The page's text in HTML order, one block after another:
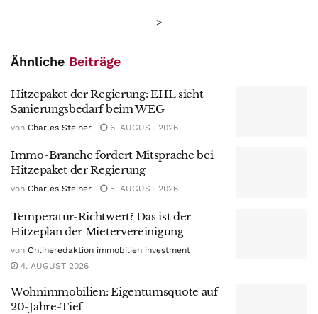
>
Ähnliche Beiträge
Hitzepaket der Regierung: EHL sieht
Sanierungsbedarf beim WEG
von Charles Steiner 6. AUGUST 2026
Immo-Branche fordert Mitsprache bei
Hitzepaket der Regierung
von Charles Steiner 5. AUGUST 2026
Temperatur-Richtwert? Das ist der
Hitzeplan der Mietervereinigung
von Onlineredaktion immobilien investment
4. AUGUST 2026
Wohnimmobilien: Eigentumsquote auf
20-Jahre-Tief